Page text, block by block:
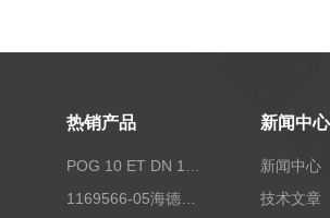
热销产品
1169566-05海德汉西门子编码器现货
新闻中心
新闻中心
技术文章